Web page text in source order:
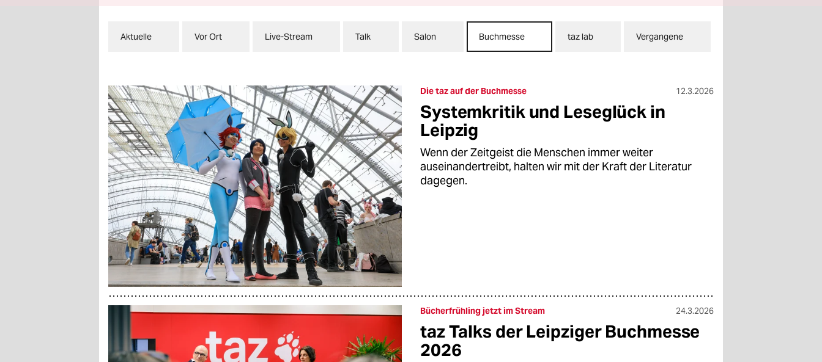
shop
fragen & hilfe
unterstützen
abo
genossenschaft
epaper login
Aktuelle Vor Ort Live-Stream Talk Salon Buchmesse taz lab Vergangene
Die taz auf der Buchmesse 12.3.2026
Systemkritik und Leseglück in
Leipzig
Wenn der Zeitgeist die Menschen immer weiter
auseinandertreibt, halten wir mit der Kraft der Literatur
dagegen.
Bücherfrühling jetzt im Stream 24.3.2026
taz Talks der Leipziger Buchmesse
2026